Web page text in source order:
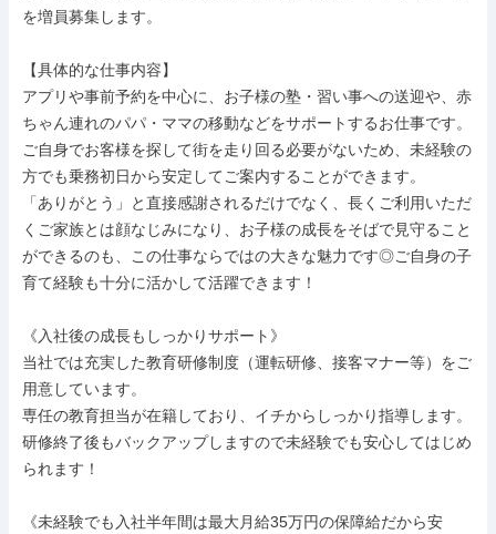
を増員募集します。
【具体的な仕事内容】
アプリや事前予約を中心に、お子様の塾・習い事への送迎や、赤
ちゃん連れのパパ・ママの移動などをサポートするお仕事です。
ご自身でお客様を探して街を走り回る必要がないため、未経験の
方でも乗務初日から安定してご案内することができます。
「ありがとう」と直接感謝されるだけでなく、長くご利用いただ
くご家族とは顔なじみになり、お子様の成長をそばで見守ること
ができるのも、この仕事ならではの大きな魅力です◎ご自身の子
育て経験も十分に活かして活躍できます！
《入社後の成長もしっかりサポート》
当社では充実した教育研修制度（運転研修、接客マナー等）をご
用意しています。
専任の教育担当が在籍しており、イチからしっかり指導します。
研修終了後もバックアップしますので未経験でも安心してはじめ
られます！
《未経験でも入社半年間は最大月給35万円の保障給だから安